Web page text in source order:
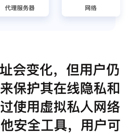
会变化，但用户仍
保护其在线隐私和
使用虚拟私人网络
他安全工具，用户可